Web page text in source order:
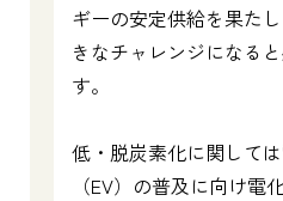
ギーの安定供給を果た
きなチャレンジになる
す。
低・脱炭素化に関して
（EV）の普及に向け電